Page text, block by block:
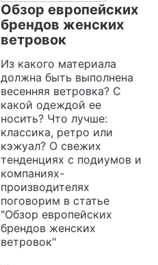
Обзор европейских
брендов женских
ветровок
Из какого материала
должна быть выполнена
весенняя ветровка? С
какой одеждой ее
носить? Что лучше:
классика, ретро или
кэжуал? О свежих
тенденциях с подиумов и
компаниях-
производителях
поговорим в статье
"Обзор европейских
брендов женских
ветровок"